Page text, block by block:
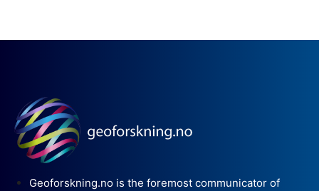
Geoforskning.no is the foremost communicator of